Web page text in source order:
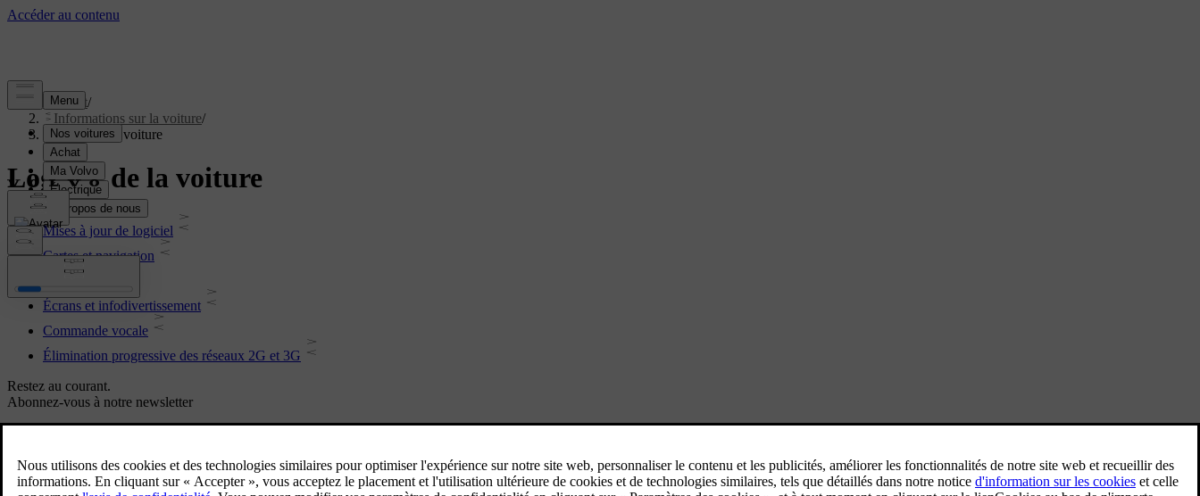
Support/
Informations sur la voiture/
Logiciel de la voiture
Logiciel de la voiture
Mises à jour de logiciel
Cartes et navigation
Écrans et infodivertissement
Commande vocale
Élimination progressive des réseaux 2G et 3G